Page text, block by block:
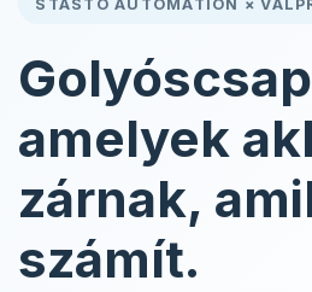
STASTO AUTOMATION ×
amelyek
zárnak,
számít.